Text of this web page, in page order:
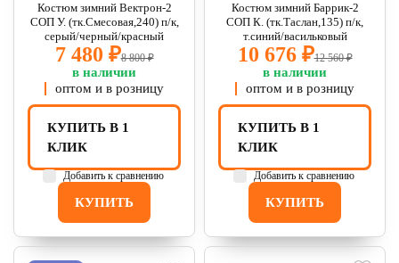
Костюм зимний Вектрон-2
СОП У. (тк.Смесовая,240) п/к,
серый/черный/красный
7 480 ₽8 800 ₽
в наличии
оптом и в розницу
КУПИТЬ
КУПИТЬ В 1
КЛИК
Добавить к сравнению
Костюм зимний Баррик-2
СОП К. (тк.Таслан,135) п/к,
т.синий/васильковый
10 676 ₽12 560 ₽
в наличии
оптом и в розницу
КУПИТЬ
КУПИТЬ В 1
КЛИК
Добавить к сравнению